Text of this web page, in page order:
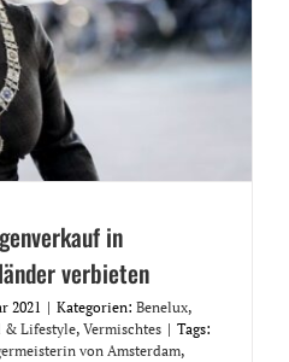
in
verbieten
2021 | Kategorien: Benelux,
& Lifestyle, Vermischtes | Tags:
von Amsterdam,